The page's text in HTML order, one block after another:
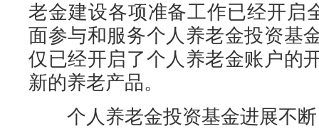
老金建设各项准备工作已经开启
面参与和服务个人养老金投资基
仅已经开启了个人养老金账户的
新的养老产品。
个人养老金投资基金进展不断